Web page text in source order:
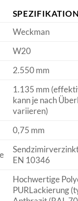
SPEZIFIKATION
Weckman
W20
2.550 mm
1.135 mm
kann je nach
variieren)
0,75 mm
EN 10346
Hochwertige
PURLackierung